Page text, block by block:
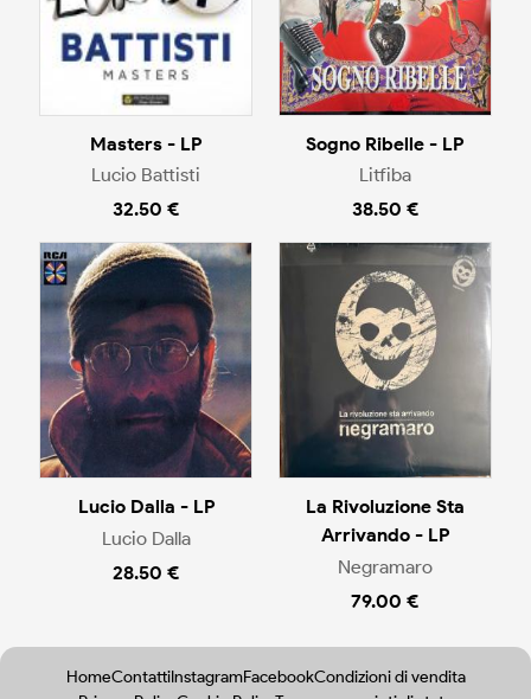
Masters - LP
Lucio Battisti
32.50 €
Sogno Ribelle - LP
Litfiba
38.50 €
Lucio Dalla - LP
Lucio Dalla
28.50 €
La Rivoluzione Sta
Arrivando - LP
Negramaro
79.00 €
HomeContattiInstagramFacebookCondizioni di vendita